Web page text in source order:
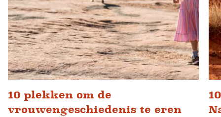
10 plekken om de
vrouwengeschiedenis te eren